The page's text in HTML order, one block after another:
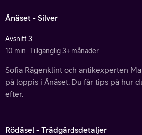
Ånäset - Silver
Avsnitt 3
10 min Tillgänglig 3+ månader
Sofia Rågenklint och antikexperten
på loppis i Ånäset. Du får tips på hur
efter.
Rödåsel - Trädgårdsdetaljer